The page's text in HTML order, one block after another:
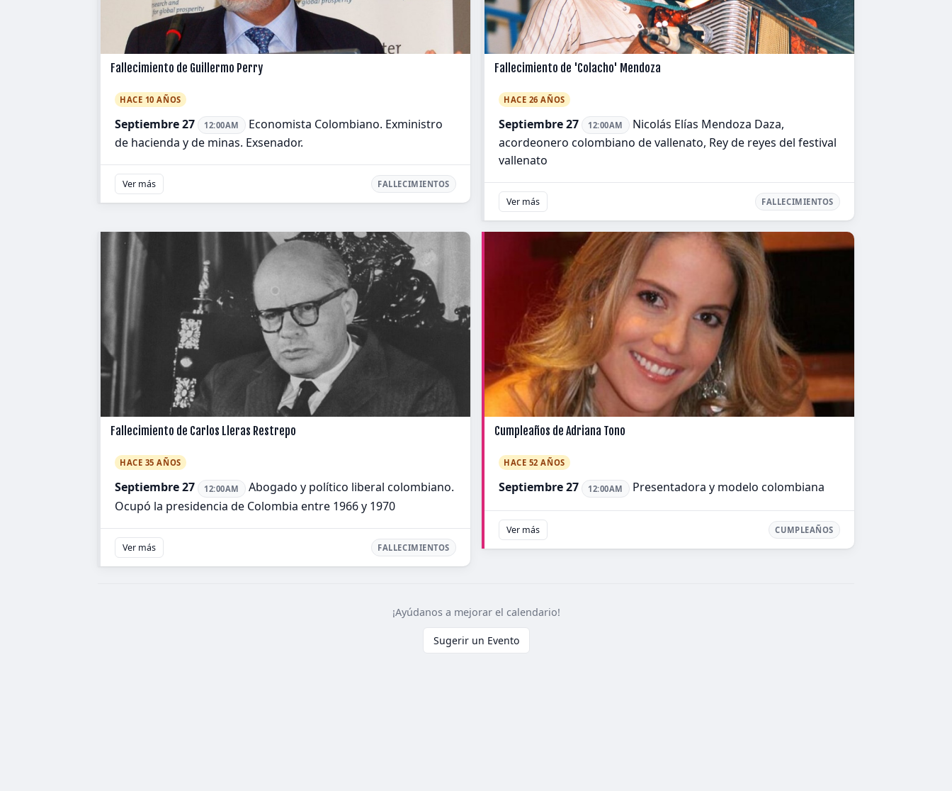
Fallecimiento de Guillermo Perry
HACE 10 AÑOS
Septiembre 27 12:00AM
Economista Colombiano. Exministro
de hacienda y de minas. Exsenador.
Ver más FALLECIMIENTOS
Fallecimiento de 'Colacho' Mendoza
HACE 26 AÑOS
Septiembre 27 12:00AM
Nicolás Elías Mendoza Daza,
acordeonero colombiano de vallenato, Rey de reyes del festival
vallenato
Ver más FALLECIMIENTOS
Fallecimiento de Carlos Lleras Restrepo
HACE 35 AÑOS
Septiembre 27 12:00AM
Abogado y político liberal colombiano.
Ocupó la presidencia de Colombia entre 1966 y 1970
Ver más FALLECIMIENTOS
Cumpleaños de Adriana Tono
HACE 52 AÑOS
Septiembre 27 12:00AM Presentadora y modelo colombiana
Ver más CUMPLEAÑOS
¡Ayúdanos a mejorar el calendario!
Sugerir un Evento